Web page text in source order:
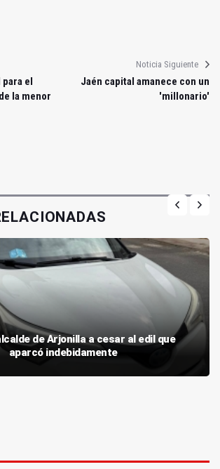
el
la menor
Noticia Siguiente
Jaén capital amanece con un
'millonario'
de Arjonilla a cesar al edil que
aparcó indebidamente